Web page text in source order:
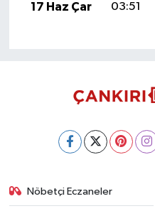
17 Haz Çar
03:51
Nöbetçi Eczaneler